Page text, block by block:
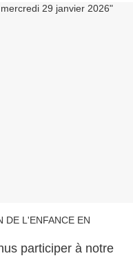
DE L'ENFANCE EN
participer à notre